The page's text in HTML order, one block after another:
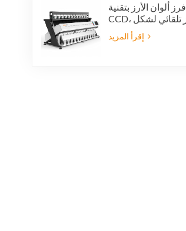
فرز ألوان الأرز بتقنية
CCD، فرز تلقائي لشكل
حبات الأرز، فرز ألوان
الأرز بـ 12 قناة